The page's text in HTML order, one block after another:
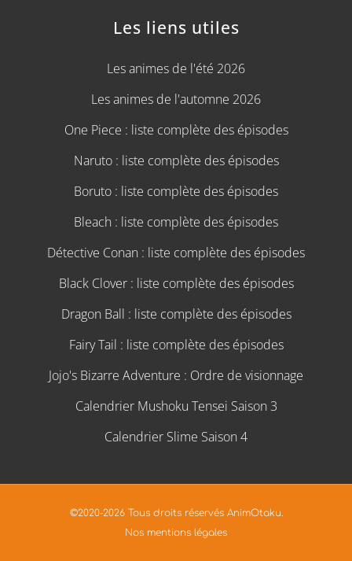
Les liens utiles
Les animes de l'été 2026
Les animes de l'automne 2026
One Piece : liste complète des épisodes
Naruto : liste complète des épisodes
Boruto : liste complète des épisodes
Bleach : liste complète des épisodes
Détective Conan : liste complète des épisodes
Black Clover : liste complète des épisodes
Dragon Ball : liste complète des épisodes
Fairy Tail : liste complète des épisodes
Jojo's Bizarre Adventure : Ordre de visionnage
Calendrier Mushoku Tensei Saison 3
Calendrier Slime Saison 4
©2020-2026 Tous droits réservés AnimOtaku.
Nos mentions légales